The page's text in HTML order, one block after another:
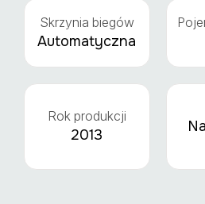
Skrzynia biegów
Automatyczna
Rok produkcji
2013